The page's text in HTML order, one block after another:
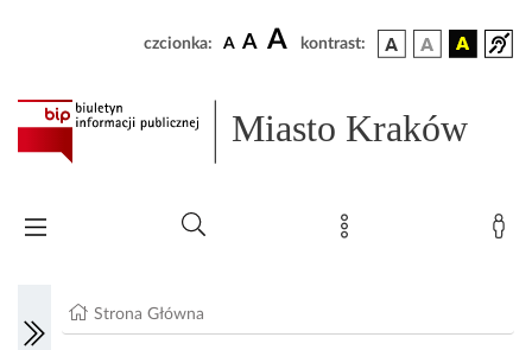
czcionka: A A A kontrast:
Miasto Kraków
Strona Główna